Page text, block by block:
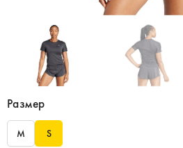
Размер
M S